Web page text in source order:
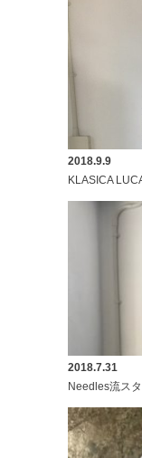
2018.9.9
KLASICA
2018.7.31
Needles流スタ